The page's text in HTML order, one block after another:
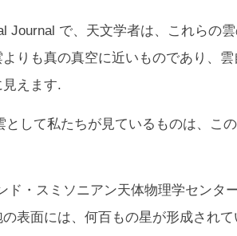
Journal で、天文学者は、これらの
りも真の真空に近いものであり、
えます.
として私たちが見ているものは、こ
ド・スミソニアン天体物理学センタ
表面には、何百もの星が形成され